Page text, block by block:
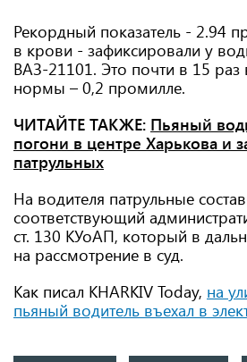
Рекордный показатель - 2.94
в крови - зафиксировали у
ВАЗ-21101. Это почти в 15
нормы – 0,2 промилле.
ЧИТАЙТЕ ТАКЖЕ: Пьяный
погони в центре Харькова и
патрульных
На водителя патрульные
соответствующий
ст. 130 КУоАП, который в
на рассмотрение в суд.
Как писал KHARKIV Today, на
пьяный водитель въехал в